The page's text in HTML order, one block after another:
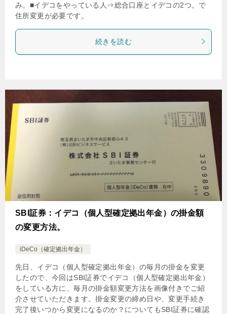
み。■イデコをやっている人⇒総合口座とイデコの2つ。で
住所変更が必要です。
続きを読む
SBI証券：イデコ（個人型確定拠出年金）の掛金額
の変更方法。
iDeCo（確定拠出年金）
先日、イデコ（個人型確定拠出年金）の毎月の掛金を変更
したので、今回はSBI証券でイデコ（個人型確定拠出年金）
をしている方に、毎月の掛金額変更方法を画像付きでご紹
介させていただきます。掛金変更の締め日や、変更手続き
完了後いつから変更になるのか？についてもSBI証券に確認